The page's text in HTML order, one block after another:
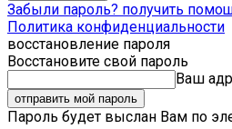
Забыли пароль? получить
Политика конфиденциальности
восстановление пароля
Восстановите свой пароль
Ваш
Пароль будет выслан Вам по